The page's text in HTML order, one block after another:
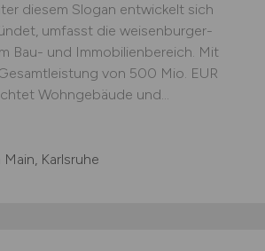
diesem Slogan entwickelt sich
umfasst die weisenburger-
Bau- und Immobilienbereich. Mit
von 500 Mio. EUR
Wohngebäude und...
Karlsruhe